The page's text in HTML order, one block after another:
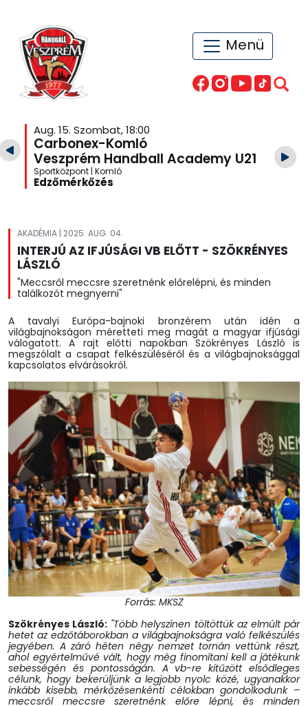
Menü
Aug. 15. Szombat, 18:00
Carbonex-Komló
Veszprém Handball Academy U21
Sportközpont | Komló
Edzőmérkőzés
AKADÉMIA | 2025. AUG. 04.
INTERJÚ AZ IFJÚSÁGI VB ELŐTT - SZÖKRÉNYES
LÁSZLÓ
"Meccsről meccsre szeretnénk előrelépni, és minden
találkozót megnyerni"
A tavalyi Európa-bajnoki bronzérem után idén a
világbajnokságon méretteti meg magát a magyar ifjúsági
válogatott. A rajt előtti napokban Szökrényes László is
megszólalt a csapat felkészüléséről és a világbajnoksággal
kapcsolatos elvárásokról.
Forrás: MKSZ
Szökrényes László: "Több helyszínen töltöttük az elmúlt pár
hetet az edzőtáborokban a világbajnokságra való felkészülés
jegyében. A záró héten négy nemzet tornán vettünk részt,
ahol egyértelművé vált, hogy még finomítani kell a játékunk
sebességén és pontosságán. A vb-re kitűzött elsődleges
célunk, hogy bekerüljünk a legjobb nyolc közé, ugyanakkor
inkább kisebb, mérkőzésenkénti célokban gondolkodunk –
meccsről meccsre szeretnénk előre lépni, és minden